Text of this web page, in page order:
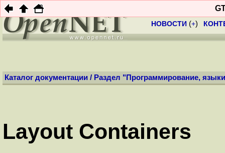
НОВОСТИ (+)
Каталог документации / Раздел "Программирование,
Layout Containers